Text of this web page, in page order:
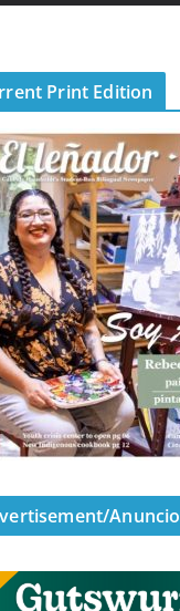
Print Edition
Anuncio